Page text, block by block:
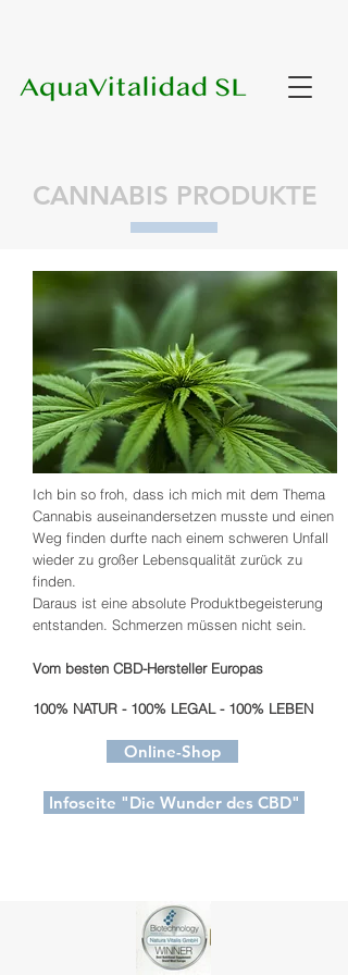
CANNABIS PRODUKTE
Ich bin so froh, dass ich mich mit dem Thema
Cannabis auseinandersetzen musste und einen
Weg finden durfte nach einem schweren Unfall
wieder zu großer Lebensqualität zurück zu
finden.
Daraus ist eine absolute Produktbegeisterung
entstanden. Schmerzen müssen nicht sein.
Vom besten CBD-Hersteller Europas
100% NATUR - 100% LEGAL - 100% LEBEN
Online-Shop
Infoseite "Die Wunder des CBD"